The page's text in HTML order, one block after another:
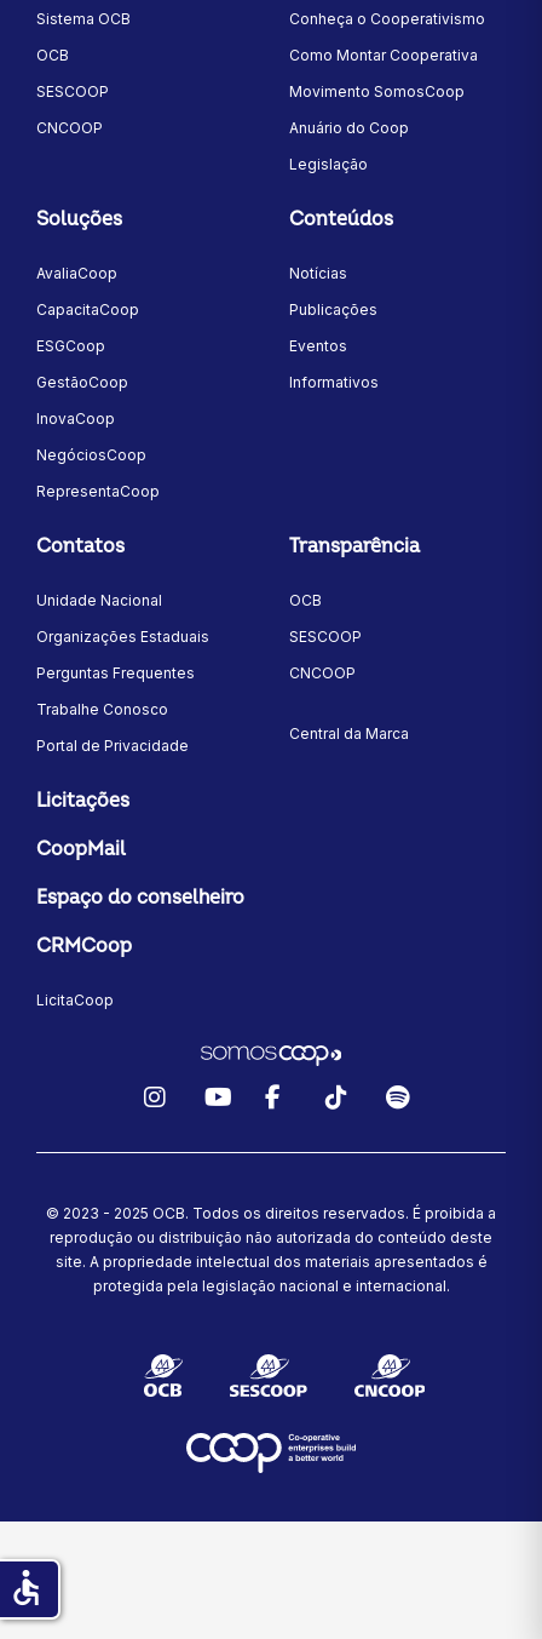
Sistema OCB
OCB
SESCOOP
CNCOOP
Conheça o Cooperativismo
Como Montar Cooperativa
Movimento SomosCoop
Anuário do Coop
Legislação
Soluções
AvaliaCoop
CapacitaCoop
ESGCoop
GestãoCoop
InovaCoop
NegóciosCoop
RepresentaCoop
Conteúdos
Notícias
Publicações
Eventos
Informativos
Contatos
Unidade Nacional
Organizações Estaduais
Perguntas Frequentes
Trabalhe Conosco
Portal de Privacidade
Transparência
OCB
SESCOOP
CNCOOP
Central da Marca
Licitações
CoopMail
Espaço do conselheiro
CRMCoop
LicitaCoop
© 2023 - 2025 OCB. Todos os direitos reservados. É proibida a
reprodução ou distribuição não autorizada do conteúdo deste
site. A propriedade intelectual dos materiais apresentados é
protegida pela legislação nacional e internacional.
accessible